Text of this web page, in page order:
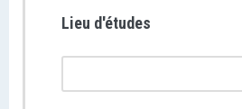
Lieu d'études